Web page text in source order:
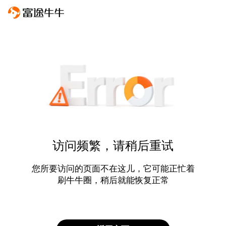
访问频繁，请稍后重试
您所要访问的页面不在这儿，它可能正忙着
刷牛牛圈，稍后就能恢复正常